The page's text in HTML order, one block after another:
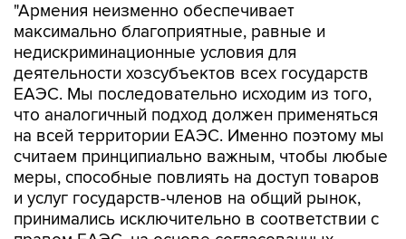
"Армения неизменно обеспечивает
максимально благоприятные, равные и
недискриминационные условия для
деятельности хозсубъектов всех государств
ЕАЭС. Мы последовательно исходим из того,
что аналогичный подход должен применяться
на всей территории ЕАЭС. Именно поэтому мы
считаем принципиально важным, чтобы любые
меры, способные повлиять на доступ товаров
и услуг государств-членов на общий рынок,
принимались исключительно в соответствии с